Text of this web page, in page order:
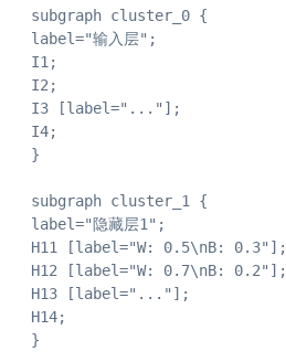
subgraph cluster_0 {
label="输入层";
I1;
I2;
I3 [label="..."];
I4;
}
subgraph cluster_1 {
label="隐藏层1";
H11 [label="W: 0.5\nB: 0.3"];
H12 [label="W: 0.7\nB: 0.2"];
H13 [label="..."];
H14;
}